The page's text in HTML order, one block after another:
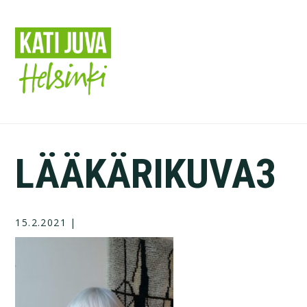
pääsisältöön
LÄÄKÄRIKUVA3
15.2.2021 |